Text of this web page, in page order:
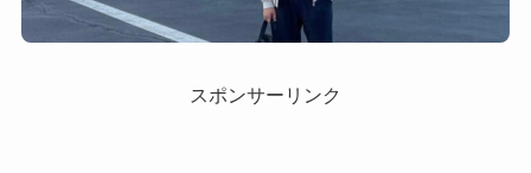
スポンサーリンク